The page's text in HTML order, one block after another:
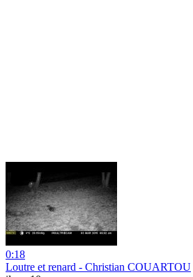
0:18
Loutre et renard - Christian COUARTOU